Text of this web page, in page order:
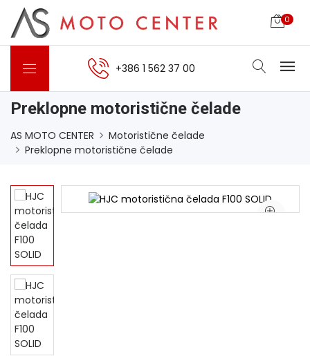
0
+386 1 562 37 00
Preklopne motoristične čelade
AS MOTO CENTER
Motoristične čelade
Preklopne motoristične čelade